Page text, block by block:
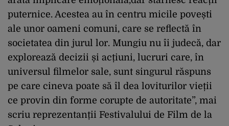
puternice. Acestea au în centru micile povești
ale unor oameni comuni, care se reflectă în
societatea din jurul lor. Mungiu nu îi judecă, dar
explorează decizii și acțiuni, lucruri care, în
universul filmelor sale, sunt singurul răspuns
pe care cineva poate să îl dea loviturilor vieții
ce provin din forme corupte de autoritate”, mai
scriu reprezentanții Festivalului de Film de la